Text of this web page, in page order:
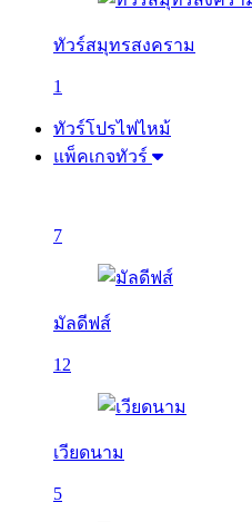
ทัวร์สมุทรสงคราม
1
ทัวร์โปรไฟไหม้
แพ็คเกจทัวร์
7
มัลดีฟส์
12
เวียดนาม
5